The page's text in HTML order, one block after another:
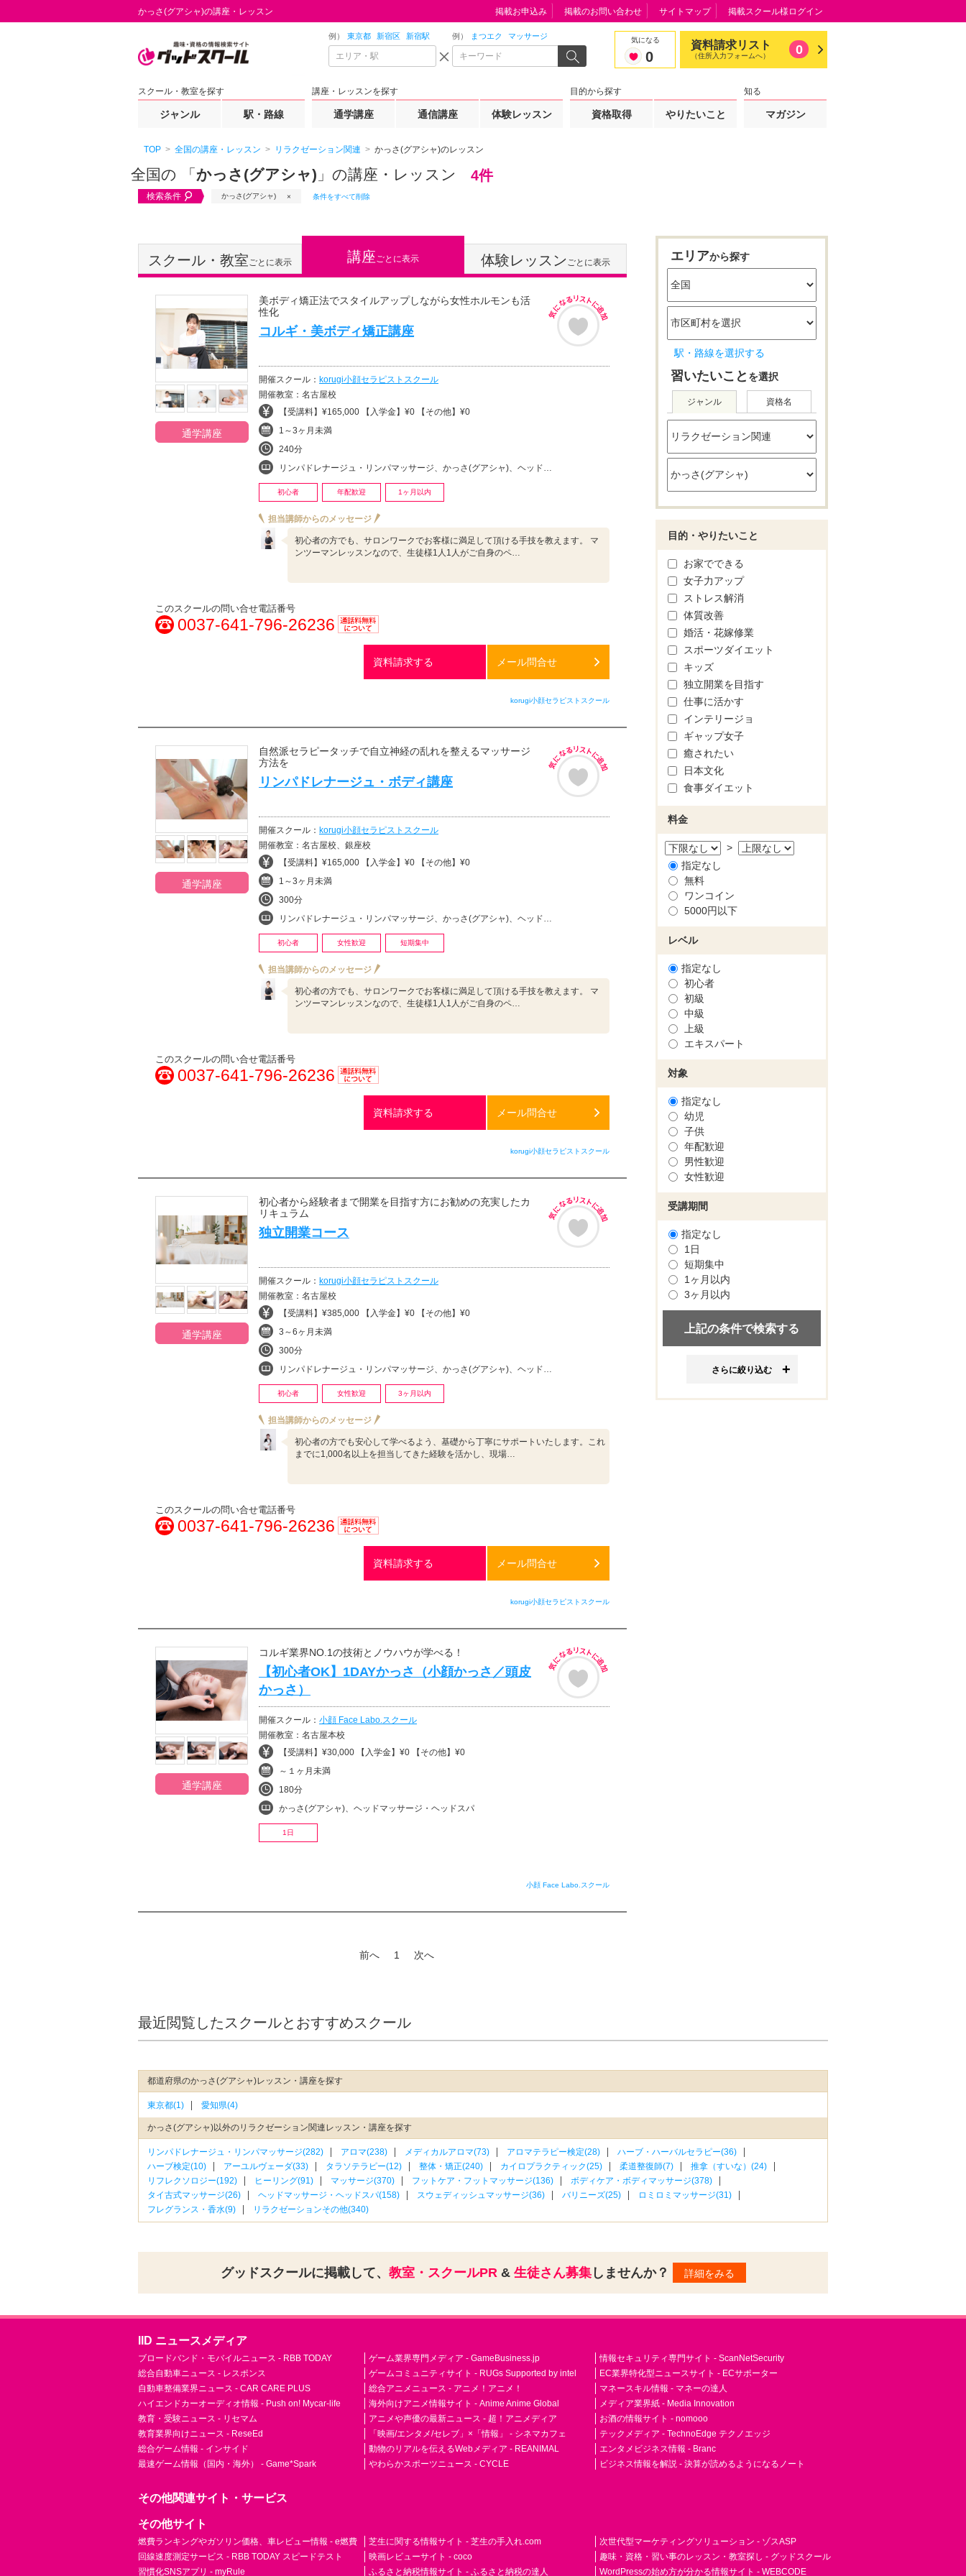
かっさ(グアシャ)の講座・レッスン
例） 東京都 新宿区 新宿駅 例） まつエク マッサージ 気になる
0
資料請求リスト
（住所入力フォームへ） 0
スクール・教室を探す
ジャンル 駅・路線
講座・レッスンを探す
通学講座 通信講座 体験レッスン
目的から探す
資格取得 やりたいこと
知る
マガジン
掲載お申込み 掲載のお問い合わせ サイトマップ 掲載スクール様ログイン
TOP 全国の講座・レッスン リラクゼーション関連 かっさ(グアシャ)のレッスン
全国の 「 かっさ(グアシャ) 」の講座・レッスン 4件
検索条件 かっさ(グアシャ) 条件をすべて削除
スクール・教室ごとに表示 講座ごとに表示 体験レッスンごとに表示
通学講座
美ボディ矯正法でスタイルアップしながら女性ホルモンも活
性化
コルギ・美ボディ矯正講座
開催スクール： korugi小顔セラピストスクール
開催教室：名古屋校
【受講料】¥165,000 【入学金】¥0 【その他】¥0
1～3ヶ月未満
240分
リンパドレナージュ・リンパマッサージ、かっさ(グアシャ)、ヘッドマッサージ・ヘッドスパ、リラクゼーションその他
初心者 年配歓迎 1ヶ月以内
担当講師からのメッセージ
初心者の方でも、サロンワークでお客様に満足して頂ける手技を教えます。 マ
ンツーマンレッスンなので、生徒様1人1人がご自身のペ…
このスクールの問い合せ電話番号
0037-641-796-26236
資料請求する メール問合せ
korugi小顔セラピストスクール
通学講座
自然派セラピータッチで自立神経の乱れを整えるマッサージ
方法を
リンパドレナージュ・ボディ講座
開催スクール： korugi小顔セラピストスクール
開催教室：名古屋校、銀座校
【受講料】¥165,000 【入学金】¥0 【その他】¥0
1～3ヶ月未満
300分
リンパドレナージュ・リンパマッサージ、かっさ(グアシャ)、ヘッドマッサージ・ヘッドスパ、リラクゼーションその他
初心者 女性歓迎 短期集中
担当講師からのメッセージ
初心者の方でも、サロンワークでお客様に満足して頂ける手技を教えます。 マ
ンツーマンレッスンなので、生徒様1人1人がご自身のペ…
このスクールの問い合せ電話番号
0037-641-796-26236
資料請求する メール問合せ
korugi小顔セラピストスクール
通学講座
初心者から経験者まで開業を目指す方にお勧めの充実したカ
リキュラム
独立開業コース
開催スクール： korugi小顔セラピストスクール
開催教室：名古屋校
【受講料】¥385,000 【入学金】¥0 【その他】¥0
3～6ヶ月未満
300分
リンパドレナージュ・リンパマッサージ、かっさ(グアシャ)、ヘッドマッサージ・ヘッドスパ、リラクゼーションその他
初心者 女性歓迎 3ヶ月以内
担当講師からのメッセージ
初心者の方でも安心して学べるよう、基礎から丁寧にサポートいたします。これ
までに1,000名以上を担当してきた経験を活かし、現場…
このスクールの問い合せ電話番号
0037-641-796-26236
資料請求する メール問合せ
korugi小顔セラピストスクール
通学講座
コルギ業界NO.1の技術とノウハウが学べる！
【初心者OK】1DAYかっさ（小顔かっさ／頭皮
かっさ）
開催スクール： 小顔 Face Labo.スクール
開催教室：名古屋本校
【受講料】¥30,000 【入学金】¥0 【その他】¥0
～１ヶ月未満
180分
かっさ(グアシャ)、ヘッドマッサージ・ヘッドスパ
1日
小顔 Face Labo.スクール
前へ 1 次へ
エリアから探す
駅・路線を選択する
習いたいこと を選択
ジャンル 資格名
目的・やりたいこと
お家でできる
女子力アップ
ストレス解消
体質改善
婚活・花嫁修業
スポーツダイエット
キッズ
独立開業を目指す
仕事に活かす
インテリージョ
ギャップ女子
癒されたい
日本文化
食事ダイエット
料金
>
指定なし
無料
ワンコイン
5000円以下
レベル
指定なし
初心者
初級
中級
上級
エキスパート
対象
指定なし
幼児
子供
年配歓迎
男性歓迎
女性歓迎
受講期間
指定なし
1日
短期集中
1ヶ月以内
3ヶ月以内
さらに絞り込む
最近閲覧したスクールとおすすめスクール
都道府県のかっさ(グアシャ)レッスン・講座を探す
東京都(1) 愛知県(4)
かっさ(グアシャ)以外のリラクゼーション関連レッスン・講座を探す
リンパドレナージュ・リンパマッサージ(282) アロマ(238) メディカルアロマ(73) アロマテラピー検定(28)
ハーブ・ハーバルセラピー(36)
ハーブ検定(10)
アーユルヴェーダ(33) タラソテラピー(12) 整体・矯正(240) カイロプラクティック(25) 柔道整復師(7)
推拿（すいな）(24)
リフレクソロジー(192)
ヒーリング(91) マッサージ(370) フットケア・フットマッサージ(136)
ボディケア・ボディマッサージ(378)
タイ古式マッサージ(26)
ヘッドマッサージ・ヘッドスパ(158) スウェディッシュマッサージ(36) バリニーズ(25)
ロミロミマッサージ(31)
フレグランス・香水(9)
リラクゼーションその他(340)
グッドスクールに掲載して、 教室・スクールPR& 生徒さん募集しませんか？ 詳細をみる
IID ニュースメディア
ブロードバンド・モバイルニュース - RBB TODAY
総合自動車ニュース - レスポンス
自動車整備業界ニュース - CAR CARE PLUS
ハイエンドカーオーディオ情報 - Push on! Mycar-life
教育・受験ニュース - リセマム
教育業界向けニュース - ReseEd
総合ゲーム情報 - インサイド
最速ゲーム情報（国内・海外） - Game*Spark
ゲーム業界専門メディア - GameBusiness.jp
ゲームコミュニティサイト - RUGs Supported by intel
総合アニメニュース - アニメ！アニメ！
海外向けアニメ情報サイト - Anime Anime Global
アニメや声優の最新ニュース - 超！アニメディア
「映画/エンタメ/セレブ」×「情報」 - シネマカフェ
動物のリアルを伝えるWebメディア - REANIMAL
やわらかスポーツニュース - CYCLE
情報セキュリティ専門サイト - ScanNetSecurity
EC業界特化型ニュースサイト - ECサポーター
マネースキル情報 - マネーの達人
メディア業界紙 - Media Innovation
お酒の情報サイト - nomooo
テックメディア - TechnoEdge テクノエッジ
エンタメビジネス情報 - Branc
ビジネス情報を解説 - 決算が読めるようになるノート
その他関連サイト・サービス
その他サイト
燃費ランキングやガソリン価格、車レビュー情報 - e燃費
回線速度測定サービス - RBB TODAY スピードテスト
習慣化SNSアプリ - myRule
芝生に関する情報サイト - 芝生の手入れ.com
映画レビューサイト - coco
ふるさと納税情報サイト - ふるさと納税の達人
次世代型マーケティングソリューション - ゾスASP
趣味・資格・習い事のレッスン・教室探し - グッドスクール
WordPressの始め方が分かる情報サイト - WEBCODE